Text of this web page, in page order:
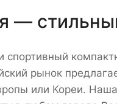
—
рынок
или Кореи.